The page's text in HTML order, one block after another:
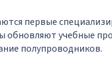
первые
обновляют учебные
полупроводников.